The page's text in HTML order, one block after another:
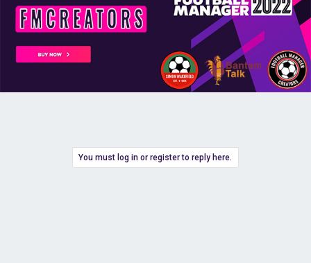
You must log in or register to reply here.